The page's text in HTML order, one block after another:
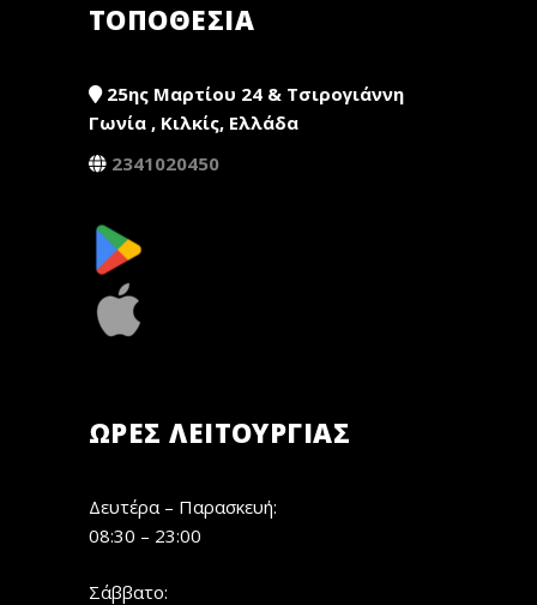
ΤΟΠΟΘΕΣΙΑ
25ης Μαρτίου 24 & Τσιρογιάννη
Γωνία , Κιλκίς, Ελλάδα
2341020450
ΏΡΕΣ ΛΕΙΤΟΥΡΓΊΑΣ
Δευτέρα – Παρασκευή:
08:30 – 23:00
Σάββατο: